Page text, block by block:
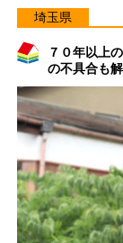
埼玉県
７０年以上
の不具合も